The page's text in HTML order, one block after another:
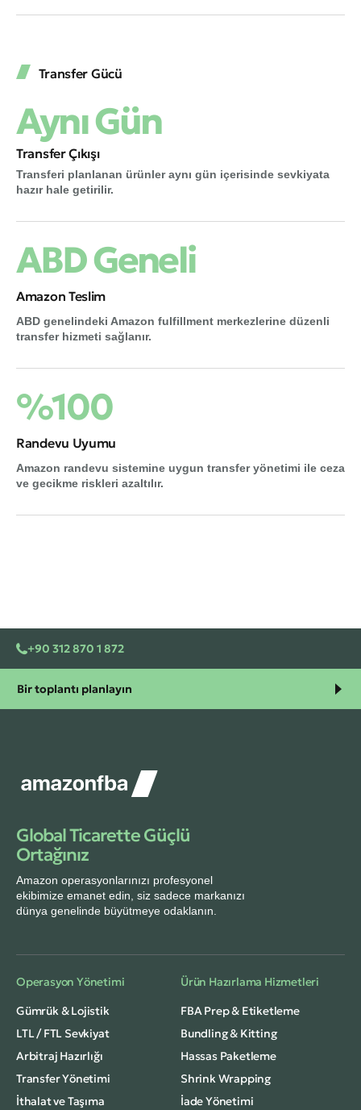
Transfer Gücü
Aynı Gün
Transfer Çıkışı
Transferi planlanan ürünler aynı gün içerisinde sevkiyata
hazır hale getirilir.
ABD Geneli
Amazon Teslim
ABD genelindeki Amazon fulfillment merkezlerine düzenli
transfer hizmeti sağlanır.
%100
Randevu Uyumu
Amazon randevu sistemine uygun transfer yönetimi ile ceza
ve gecikme riskleri azaltılır.
+90 312 870 1 872
Bir toplantı planlayın
Global Ticarette Güçlü
Ortağınız
Amazon operasyonlarınızı profesyonel
ekibimize emanet edin, siz sadece markanızı
dünya genelinde büyütmeye odaklanın.
Operasyon Yönetimi
Gümrük & Lojistik
LTL / FTL Sevkiyat
Arbitraj Hazırlığı
Transfer Yönetimi
İthalat ve Taşıma
Ürün Hazırlama Hizmetleri
FBA Prep & Etiketleme
Bundling & Kitting
Hassas Paketleme
Shrink Wrapping
İade Yönetimi